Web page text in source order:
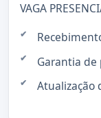
VAGA
Garantia
Atualização